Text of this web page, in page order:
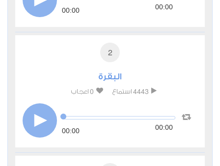
00:00 00:00
2
البقرة
4443 استماع 0 اعجاب
00:00 00:00